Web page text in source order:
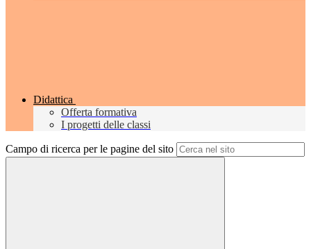
Didattica
Offerta formativa
I progetti delle classi
Campo di ricerca per le pagine del sito